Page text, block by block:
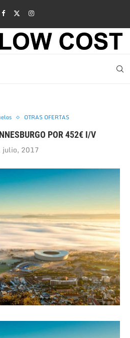
OTRAS OFERTAS
POR 452€ I/V
julio, 2017